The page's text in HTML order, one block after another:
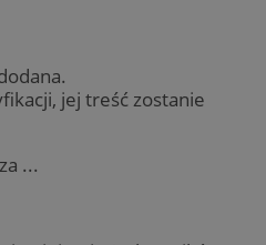
jej treść zostanie
...